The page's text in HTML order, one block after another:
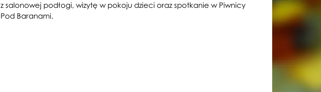
z salonowej podłogi, wizytę w pokoju dzieci oraz spotkanie w Piwnicy
Pod Baranami.